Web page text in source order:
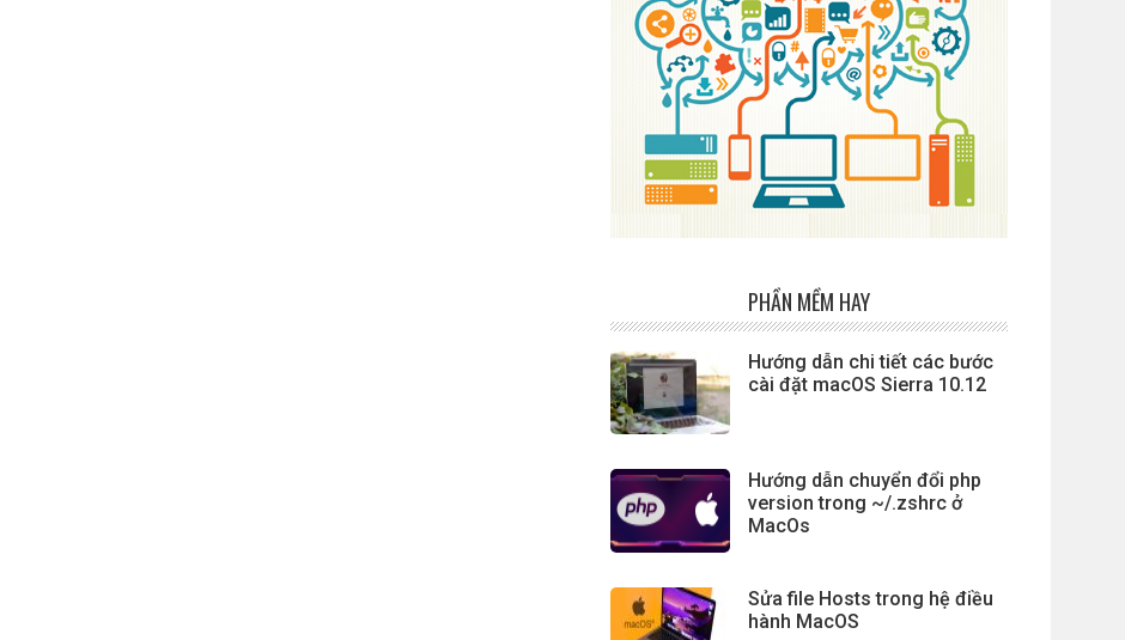
PHẦN MỀM HAY
Hướng dẫn chi tiết các bước
cài đặt macOS Sierra 10.12
Hướng dẫn chuyển đổi php
version trong ~/.zshrc ở
MacOs
Sửa file Hosts trong hệ điều
hành MacOS